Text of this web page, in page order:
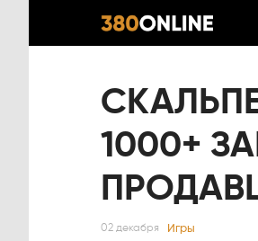
1000+
02 декабря Игры